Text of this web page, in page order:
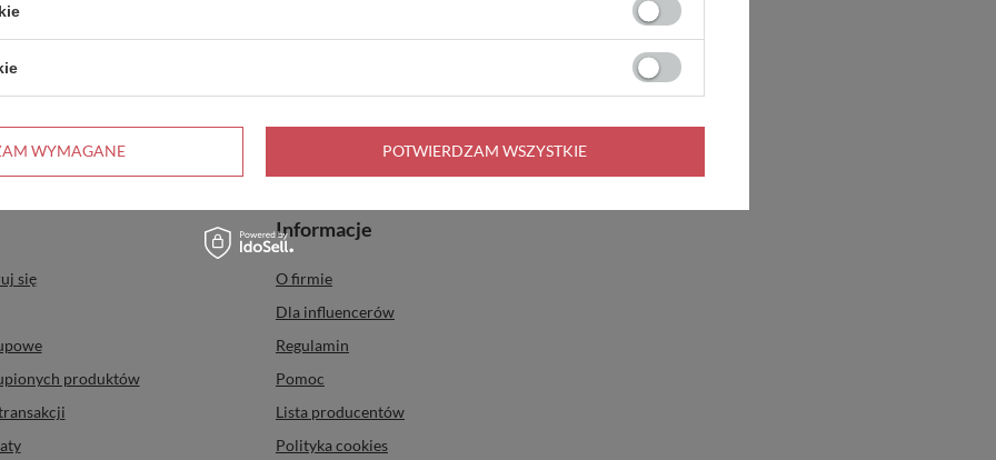
się
produktów
Informacje
O firmie
Dla influencerów
Regulamin
Pomoc
Lista producentów
Polityka cookies
WYMAGANE POTWIERDZAM WSZYSTKIE